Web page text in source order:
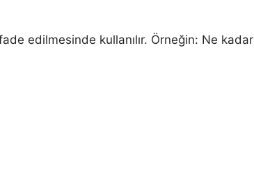
edilmesinde kullanılır. Örneğin: Ne kadar